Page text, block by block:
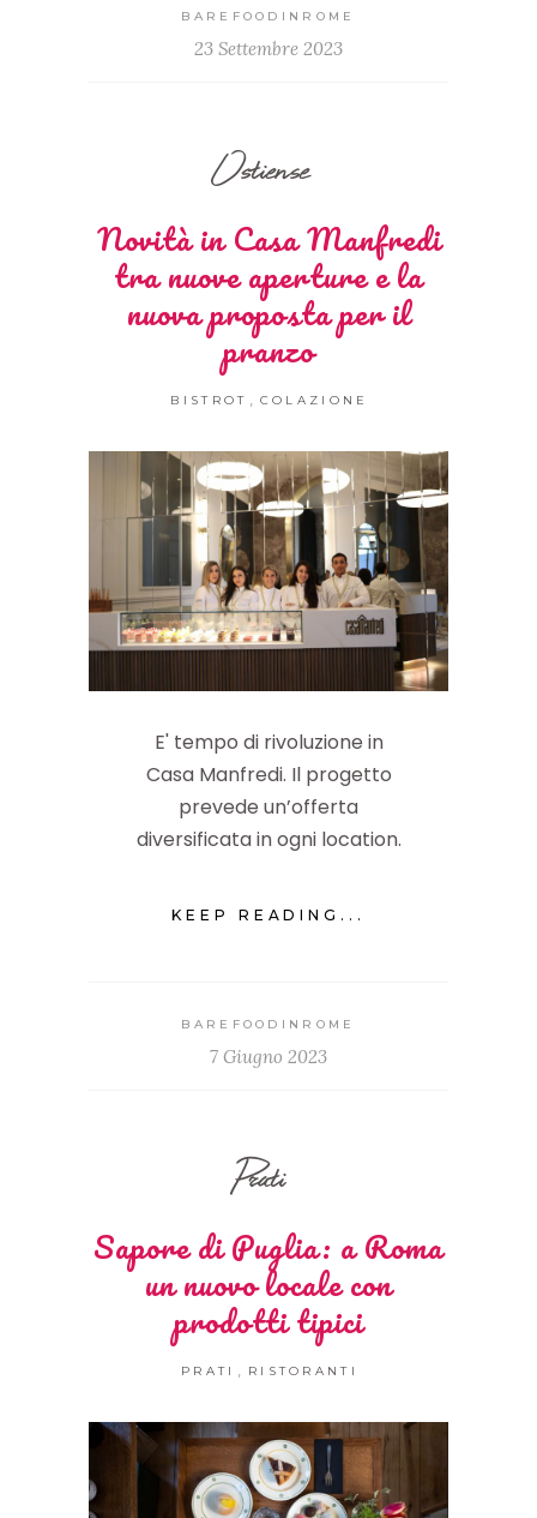
BAREFOODINROME
23 Settembre 2023
Ostiense
Novità in Casa Manfredi
tra nuove aperture e la
nuova proposta per il
pranzo
BISTROT COLAZIONE
E' tempo di rivoluzione in
Casa Manfredi. Il progetto
prevede un’offerta
diversificata in ogni location.
KEEP READING...
BAREFOODINROME
7 Giugno 2023
Prati
Sapore di Puglia: a Roma
un nuovo locale con
prodotti tipici
PRATI , RISTORANTI